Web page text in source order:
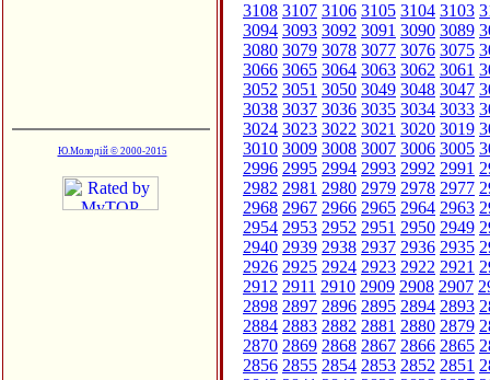
Ю.Молодій © 2000-2015
3108 3107 3106 3105 3104 3103
3094 3093 3092 3091 3090 3089
3080 3079 3078 3077 3076 3075
3066 3065 3064 3063 3062 3061
3052 3051 3050 3049 3048 3047
3038 3037 3036 3035 3034 3033
3024 3023 3022 3021 3020 3019
3010 3009 3008 3007 3006 3005
2996 2995 2994 2993 2992 2991
2982 2981 2980 2979 2978 2977
2968 2967 2966 2965 2964 2963
2954 2953 2952 2951 2950 2949
2940 2939 2938 2937 2936 2935
2926 2925 2924 2923 2922 2921
2912 2911 2910 2909 2908 2907
2898 2897 2896 2895 2894 2893
2884 2883 2882 2881 2880 2879
2870 2869 2868 2867 2866 2865
2856 2855 2854 2853 2852 2851